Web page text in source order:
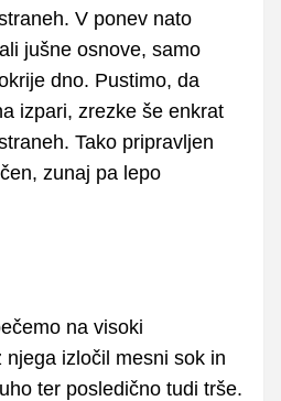
V ponev nato
jušne osnove, samo
dno. Pustimo, da
izpari, zrezke še enkrat
Tako pripravljen
zunaj pa lepo
na visoki
izločil mesni sok in
ter posledično tudi trše.